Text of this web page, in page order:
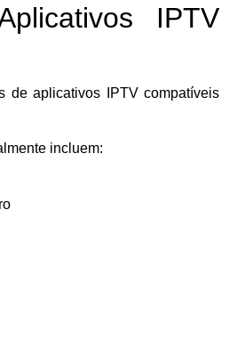
IPTV
de aplicativos IPTV compatíveis
incluem: